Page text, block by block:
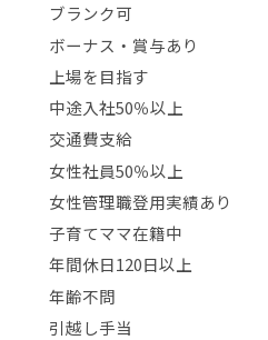
ブランク可
ボーナス・賞与あり
上場を目指す
中途入社50％以上
交通費支給
女性社員50％以上
女性管理職登用実績あり
子育てママ在籍中
年間休日120日以上
年齢不問
引越し手当